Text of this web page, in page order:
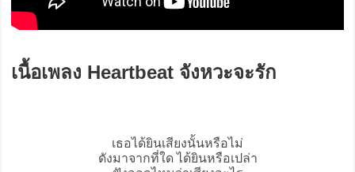
เนื้อเพลง Heartbeat จังหวะจะรัก
เธอได้ยินเสียงนั้นหรือไม่
ดังมาจากที่ใด ได้ยินหรือเปล่า